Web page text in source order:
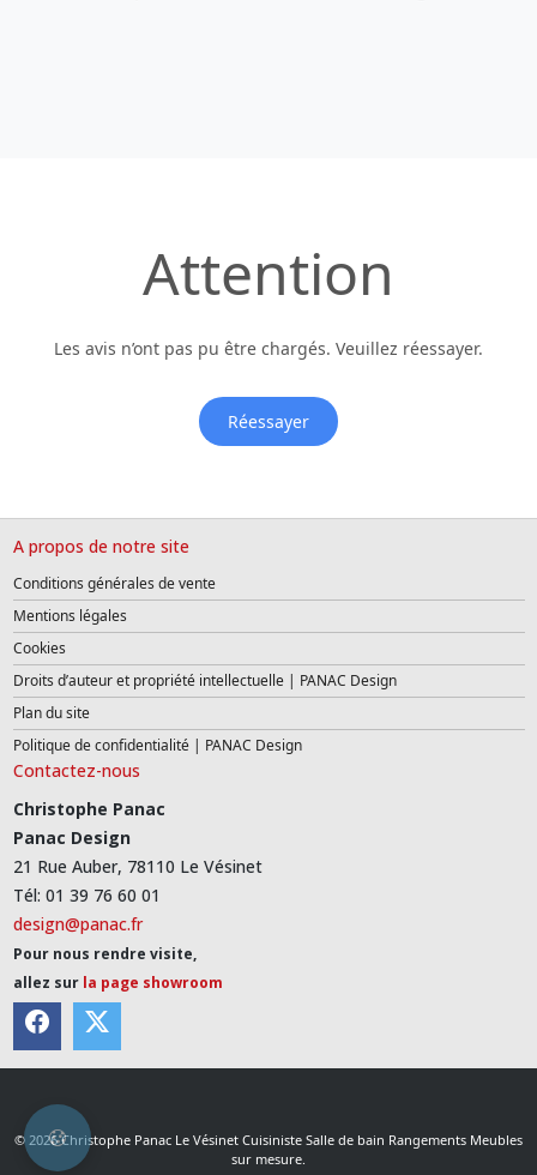
Attention
Les avis n’ont pas pu être chargés. Veuillez réessayer.
Réessayer
A propos de notre site
Conditions générales de vente
Mentions légales
Cookies
Droits d’auteur et propriété intellectuelle | PANAC Design
Plan du site
Politique de confidentialité | PANAC Design
Contactez-nous
Christophe Panac
Panac Design
21 Rue Auber, 78110 Le Vésinet
Tél: 01 39 76 60 01
design@panac.fr
Pour nous rendre visite,
allez sur la page showroom
© 2026 Christophe Panac Le Vésinet Cuisiniste Salle de bain Rangements Meubles
sur mesure.